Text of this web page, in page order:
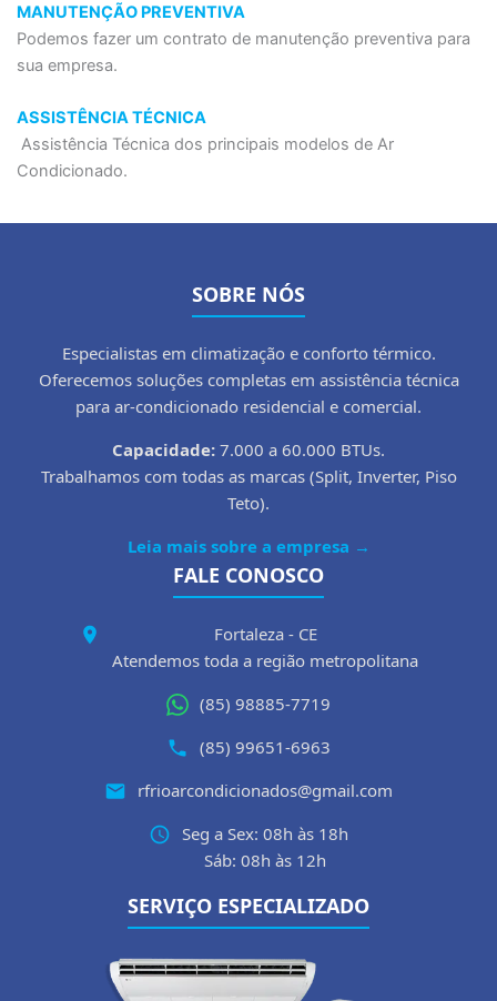
MANUTENÇÃO PREVENTIVA
Podemos fazer um contrato de manutenção preventiva para
sua empresa.
ASSISTÊNCIA TÉCNICA
Assistência Técnica dos principais modelos de Ar
Condicionado.
SOBRE NÓS
Especialistas em climatização e conforto térmico.
Oferecemos soluções completas em assistência técnica
para ar-condicionado residencial e comercial.
Capacidade: 7.000 a 60.000 BTUs.
Trabalhamos com todas as marcas (Split, Inverter, Piso
Teto).
Leia mais sobre a empresa →
FALE CONOSCO
Fortaleza - CE
Atendemos toda a região metropolitana
(85) 98885-7719
(85) 99651-6963
rfrioarcondicionados@gmail.com
Seg a Sex: 08h às 18h
Sáb: 08h às 12h
SERVIÇO ESPECIALIZADO